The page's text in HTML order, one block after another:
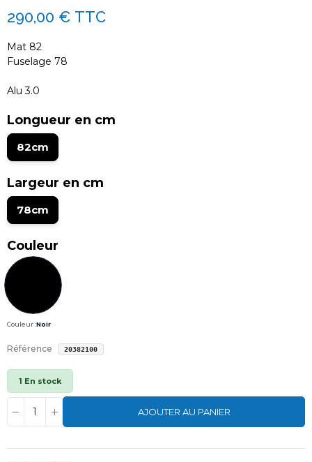
290,00 € TTC
Mat 82
Fuselage 78
Alu 3.0
Longueur en cm
82cm
Largeur en cm
78cm
Couleur
Couleur :Noir
Référence 20382100
1 En stock
AJOUTER AU PANIER